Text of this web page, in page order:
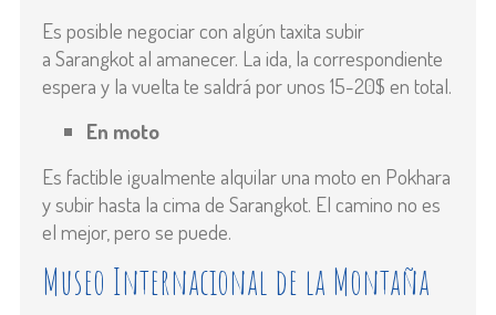
Es posible negociar con algún taxita subir
a Sarangkot al amanecer. La ida, la correspondiente
espera y la vuelta te saldrá por unos 15-20$ en total.
En moto
Es factible igualmente alquilar una moto en Pokhara
y subir hasta la cima de Sarangkot. El camino no es
el mejor, pero se puede.
Museo Internacional de la Montaña